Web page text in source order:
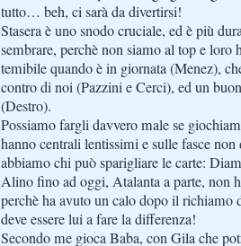
tutto… beh, ci sarà da divertirsi!
Stasera è uno snodo cruciale, ed è più
sembrare, perchè non siamo al top e loro
temibile quando è in giornata (Menez),
contro di noi (Pazzini e Cerci), ed un
(Destro).
Possiamo fargli davvero male se
hanno centrali lentissimi e sulle fasce
abbiamo chi può sparigliare le carte:
Alino fino ad oggi, Atalanta a parte, non
perchè ha avuto un calo dopo il richiamo
deve essere lui a fare la differenza!
Secondo me gioca Baba, con Gila che